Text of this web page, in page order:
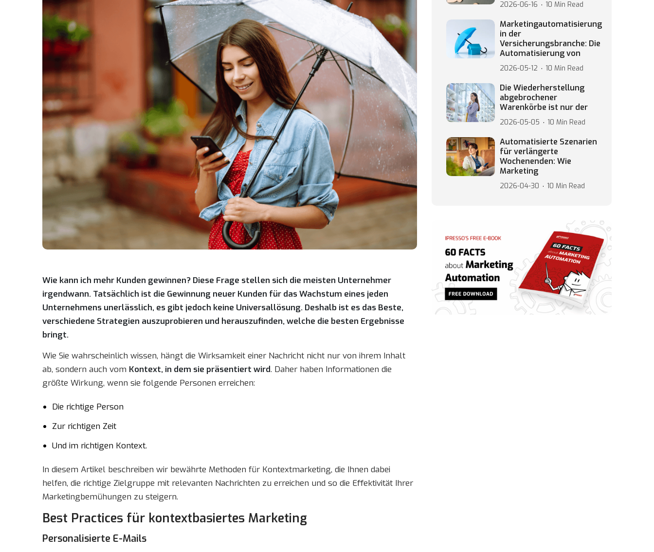
Wie kann ich mehr Kunden gewinnen? Diese Frage stellen sich die meisten Unternehmer
irgendwann. Tatsächlich ist die Gewinnung neuer Kunden für das Wachstum eines jeden
Unternehmens unerlässlich, es gibt jedoch keine Universallösung. Deshalb ist es das Beste,
verschiedene Strategien auszuprobieren und herauszufinden, welche die besten Ergebnisse
bringt.
Wie Sie wahrscheinlich wissen, hängt die Wirksamkeit einer Nachricht nicht nur von ihrem Inhalt
ab, sondern auch vom Kontext, in dem sie präsentiert wird. Daher haben Informationen die
größte Wirkung, wenn sie folgende Personen erreichen:
Die richtige Person
Zur richtigen Zeit
Und im richtigen Kontext.
In diesem Artikel beschreiben wir bewährte Methoden für Kontextmarketing, die Ihnen dabei
helfen, die richtige Zielgruppe mit relevanten Nachrichten zu erreichen und so die Effektivität Ihrer
Marketingbemühungen zu steigern.
Best Practices für kontextbasiertes Marketing
Personalisierte E-Mails
2026-06-16 10 Min Read
Marketingautomatisierung
in der
Versicherungsbranche: Die
Automatisierung von
2026-05-12 10 Min Read
Die Wiederherstellung
abgebrochener
Warenkörbe ist nur der
2026-05-05 10 Min Read
Automatisierte Szenarien
für verlängerte
Wochenenden: Wie
Marketing
2026-04-30 10 Min Read